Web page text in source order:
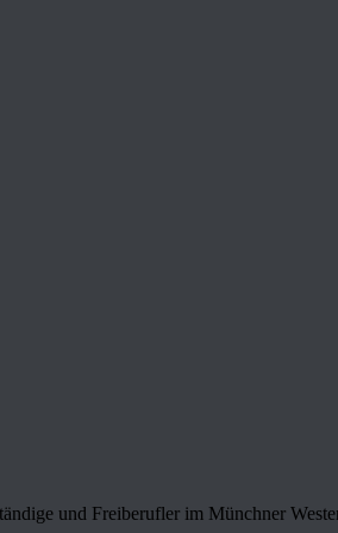
und Freiberufler im Münchner